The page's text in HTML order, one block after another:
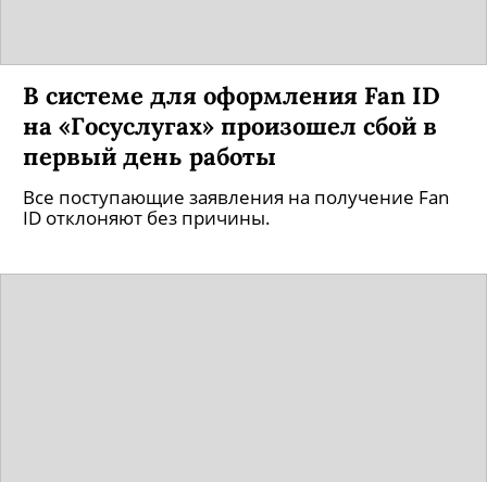
В системе для оформления Fan ID
на «Госуслугах» произошел сбой в
первый день работы
Все поступающие заявления на получение Fan
ID отклоняют без причины.